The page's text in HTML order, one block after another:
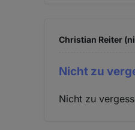
Christian Reiter
Nicht zu
Nicht zu